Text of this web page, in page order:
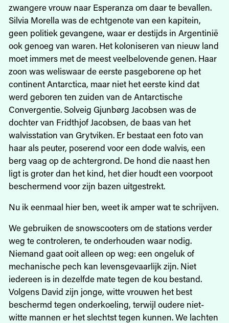
zwangere vrouw naar Esperanza om daar te bevallen.
Silvia Morella was de echtgenote van een kapitein,
geen politiek gevangene, waar er destijds in Argentinië
ook genoeg van waren. Het koloniseren van nieuw land
moet immers met de meest veelbelovende genen. Haar
zoon was weliswaar de eerste pasgeborene op het
continent Antarctica, maar niet het eerste kind dat
werd geboren ten zuiden van de Antarctische
Convergentie. Solveig Gjunbørg Jacobsen was de
dochter van Fridthjof Jacobsen, de baas van het
walvisstation van Grytviken. Er bestaat een foto van
haar als peuter, poserend voor een dode walvis, een
berg vaag op de achtergrond. De hond die naast hen
ligt is groter dan het kind, het dier houdt een voorpoot
beschermend voor zijn bazen uitgestrekt.
Nu ik eenmaal hier ben, weet ik amper wat te schrijven.
We gebruiken de snowscooters om de stations verder
weg te controleren, te onderhouden waar nodig.
Niemand gaat ooit alleen op weg: een ongeluk of
mechanische pech kan levensgevaarlijk zijn. Niet
iedereen is in dezelfde mate tegen de kou bestand.
Volgens David zijn jonge, witte vrouwen het best
beschermd tegen onderkoeling, terwijl oudere niet-
witte mannen er het slechtst tegen kunnen. We lachten